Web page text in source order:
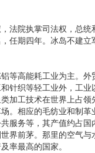
院执掌司法权，总统
任期四年。冰岛不建立
高能耗工业为主。外
针织等轻工业外，工
加工技术在世界上占
。相应的毛纺业和制
服务等，其产值约占
界前茅。那里的空气
率最高的国家。